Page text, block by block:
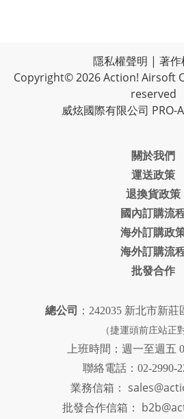
隱私權聲明 | 著作
Copyright© 2026 Action! Airsoft
reserved
威炫國際有限公司 PRO-
關於我們
運送政策
退換貨政策
國內訂購流
海外訂購政
海外訂購流
批發合作
總公司 ：242035 新北市新
（捷運頭前庄站正
上班時間：週一至週五
聯絡電話：02-2990-
業務信箱：
批發合作信箱：